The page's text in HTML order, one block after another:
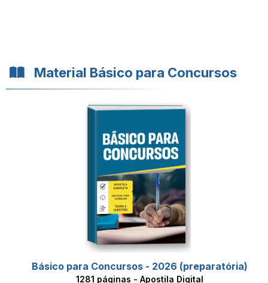
Material Básico para Concursos
Básico para Concursos - 2026 (preparatória)
1281 páginas - Apostila Digital